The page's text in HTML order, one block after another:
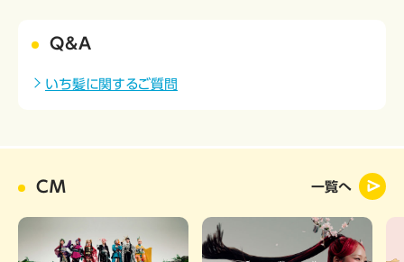
Q&A
いち髪に関するご質問
CM 一覧へ